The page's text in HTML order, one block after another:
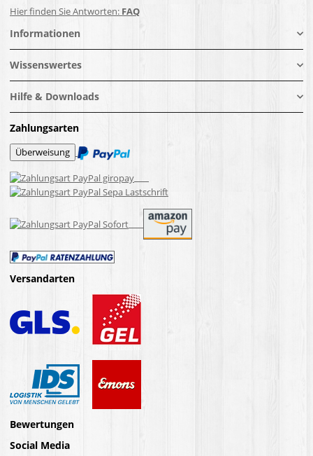
Hier finden Sie Antworten: FAQ
Informationen
Wissenswertes
Hilfe & Downloads
Zahlungsarten
Versandarten
Bewertungen
Social Media